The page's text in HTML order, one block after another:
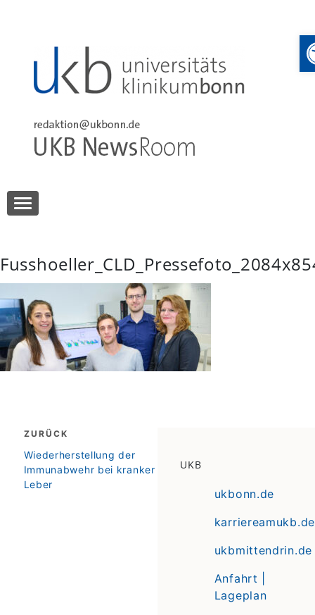
UKB NewsRoom
Beitragsnavigation
ZURÜCK
zurück
Wiederherstellung der
Immunabwehr bei kranker
Leber
UKB
ukbonn.de
karriereamukb.de
ukbmittendrin.de
Anfahrt |
Lageplan